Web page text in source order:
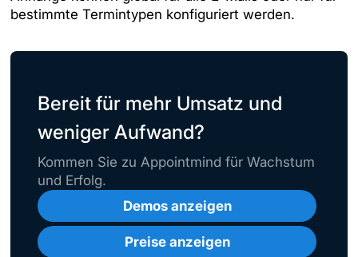
bestimmte Termintypen konfiguriert werden.
Bereit für mehr Umsatz und
weniger Aufwand?
Kommen Sie zu Appointmind für Wachstum
und Erfolg.
Demos anzeigen
Preise anzeigen